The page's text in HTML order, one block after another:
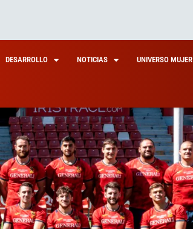
DESARROLLO NOTICIAS UNIVERSO MUJER